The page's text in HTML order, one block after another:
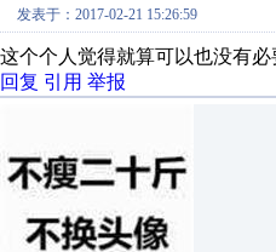
发表于：2017-02-21 15:26:59
这个个人觉得就算可以也没有
回复 引用 举报